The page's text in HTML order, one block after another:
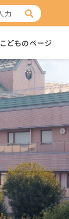
こどものページ